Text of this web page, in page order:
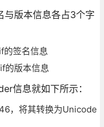
与版本信息各占3个字
的签名信息
的版本信息
信息就如下所示：
，将其转换为Unicode